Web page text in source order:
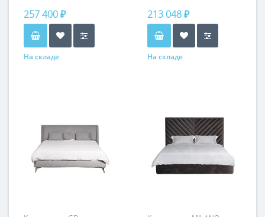
257 400 ₽
На складе
213 048 ₽
На складе